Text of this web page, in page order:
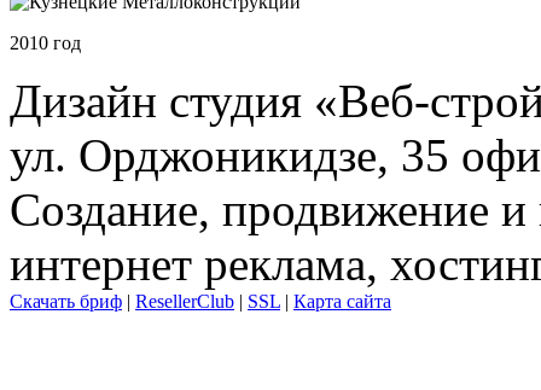
2010 год
Дизайн студия «Веб-
ул. Орджоникидзе, 35
Создание, продвижение и
интернет реклама,
Скачать бриф | ResellerClub | SSL | Карта сайта